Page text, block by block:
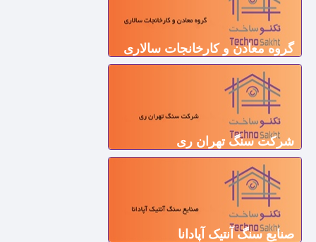
گروه معادن و کارخانجات سالاری
شرکت سنگ تهران ری
صنايع سنگ آنتیک آپادانا